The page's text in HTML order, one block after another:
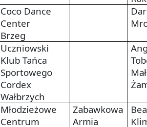
Coco Dance
Center
Brzeg
Uczniowski
Klub Tańca
Sportowego
Cordex
Wałbrzych
Młodzieżowe
Centrum
Zabawkowa
Armia